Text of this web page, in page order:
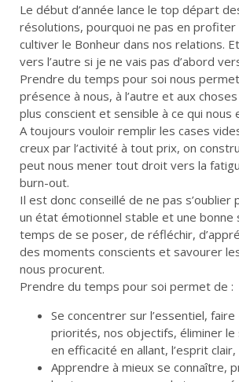
Le début d’année lance le top départ
résolutions, pourquoi ne pas en
cultiver le Bonheur dans nos relations.
vers l’autre si je ne vais pas d’abord
Prendre du temps pour soi nous
présence à nous, à l’autre et aux
plus conscient et sensible à ce qui nous
A toujours vouloir remplir les cases
creux par l’activité à tout prix, on
peut nous mener tout droit vers la
burn-out.
Il est donc conseillé de ne pas
un état émotionnel stable et une bonne
temps de se poser, de réfléchir,
des moments conscients et savourer
nous procurent.
Prendre du temps pour soi permet de :
Se concentrer sur l’essentiel, faire
priorités, nos objectifs, éliminer
en efficacité en allant, l’esprit
Apprendre à mieux se connaître,